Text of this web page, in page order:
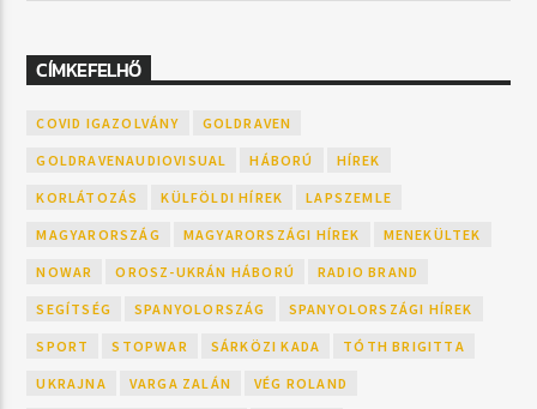
CÍMKEFELHŐ
COVID IGAZOLVÁNY GOLDRAVEN
GOLDRAVENAUDIOVISUAL HÁBORÚ HÍREK
KORLÁTOZÁS KÜLFÖLDI HÍREK LAPSZEMLE
MAGYARORSZÁG MAGYARORSZÁGI HÍREK MENEKÜLTEK
NOWAR OROSZ-UKRÁN HÁBORÚ RADIO BRAND
SEGÍTSÉG SPANYOLORSZÁG SPANYOLORSZÁGI HÍREK
SPORT STOPWAR SÁRKÖZI KADA TÓTH BRIGITTA
UKRAJNA VARGA ZALÁN VÉG ROLAND